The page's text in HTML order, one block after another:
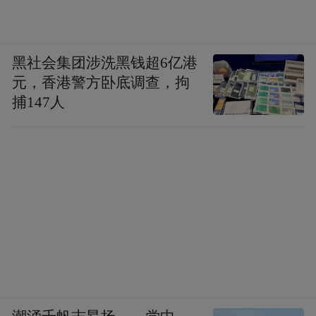
黑社会集团涉洗黑钱超6亿港
元，香港警方卧底调查，拘
捕147人